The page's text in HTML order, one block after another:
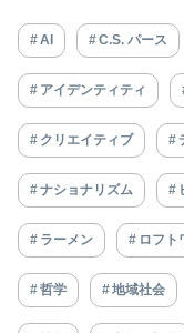
AI C.S. パース
アイデンティティ
クリエイティブ
ナショナリズム
ラーメン ロフト
哲学 地域社会